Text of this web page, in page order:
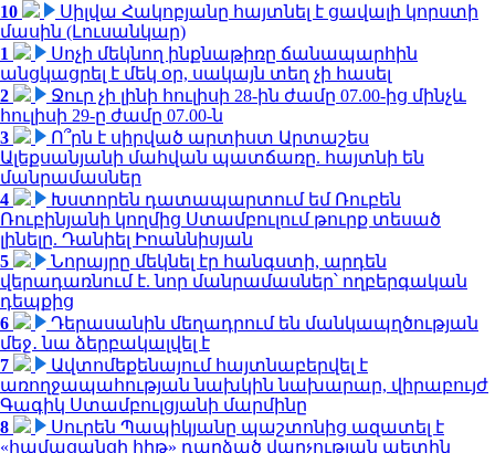
10
Սիլվա Հակոբյանը հայտնել է ցավալի կորստի
մասին (Լուսանկար)
1
Սոչի մեկնող ինքնաթիռը ճանապարհին
անցկացրել է մեկ օր, սակայն տեղ չի հասել
2
Ջուր չի լինի հուլիսի 28-ին ժամը 07.00-ից մինչև
հուլիսի 29-ը ժամը 07.00-ն
3
Ո՞րն է սիրված արտիստ Արտաշես
Ալեքսանյանի մահվան պատճառը. հայտնի են
մանրամասներ
4
Խստորեն դատապարտում եմ Ռուբեն
Ռուբինյանի կողմից Ստամբուլում թուրք տեսած
լինելը. Դանիել Իոաննիսյան
5
Նորայրը մեկնել էր հանգստի, արդեն
վերադառնում է. նոր մանրամասներ՝ ողբերգական
դեպքից
6
Դերասանին մեղադրում են մանկապղծության
մեջ․ նա ձերբակալվել է
7
Ավտոմեքենայում հայտնաբերվել է
առողջապահության նախկին նախարար, վիրաբույժ
Գագիկ Ստամբուլցյանի մարմինը
8
Սուրեն Պապիկյանը պաշտոնից ազատել է
«համացանցի հիթ» դարձած վարչության պետին